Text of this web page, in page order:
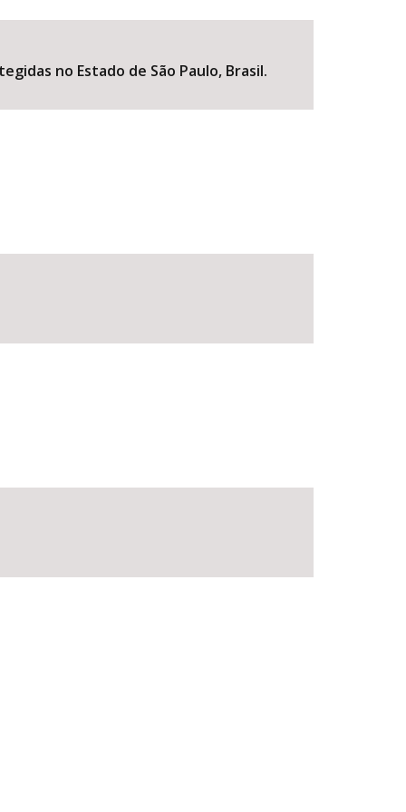
no Estado de São Paulo, Brasil.